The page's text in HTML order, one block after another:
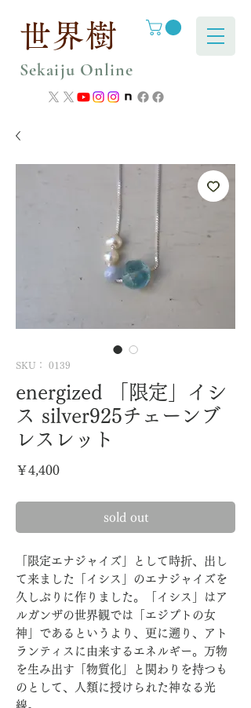
世界樹
Sekaiju Online
SKU： 0139
energized 「限定」イシ
ス silver925チェーンブ
レスレット
￥4,400価
sold out
「限定エナジャイズ」として時折、出し
て来ました「イシス」のエナジャイズを
久しぶりに作りました。「イシス」はア
ルガンザの世界観では「エジプトの女
神」であるというより、更に遡り、アト
ランティスに由来するエネルギー。万物
を生み出す「物質化」と関わりを持つも
のとして、人類に授けられた神なる光
線。